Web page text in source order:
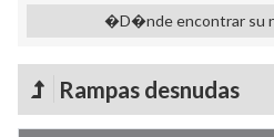
�D�nde encontrar su
Rampas desnudas